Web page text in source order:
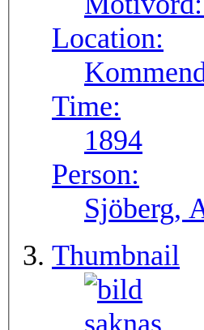
Location:
Time:
1894
Person:
Sjöberg,
Thumbnail